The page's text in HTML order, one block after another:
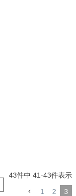
43件中 41-43件表示
1 2 3